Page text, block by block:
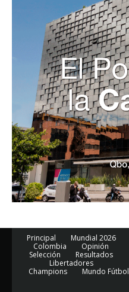
Principal
Mundial 2026
Colombia
Opinión
Selección
Resultados
Libertadores
Champions
Mundo Fútbol